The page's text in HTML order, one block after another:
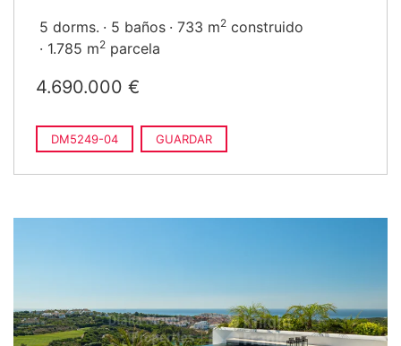
5 dorms. 5 baños 733 m2 construido
1.785 m2 parcela
4.690.000 €
DM5249-04 GUARDAR